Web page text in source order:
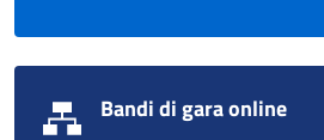
Bandi di gara online